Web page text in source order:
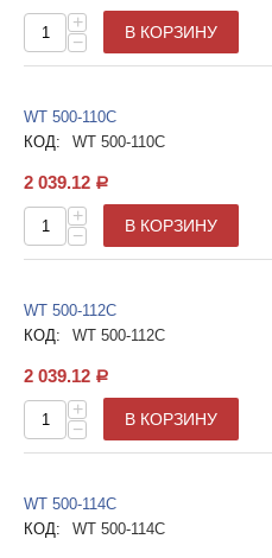
+
−
В КОРЗИНУ
WT 500-110С
КОД:
WT 500-110С
2 039.12 Р
+
−
В КОРЗИНУ
WT 500-112С
КОД:
WT 500-112С
2 039.12 Р
+
−
В КОРЗИНУ
WT 500-114С
КОД:
WT 500-114С